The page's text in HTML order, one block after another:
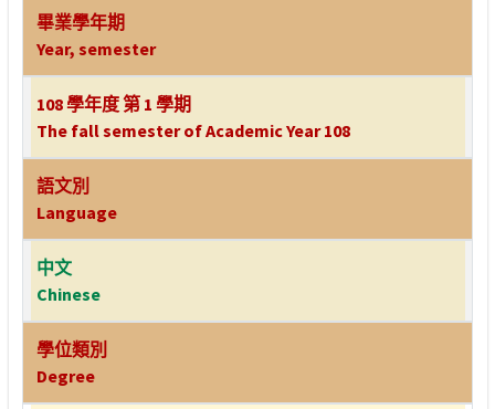
畢業學年期
Year, semester
108 學年度 第 1 學期
The fall semester of Academic Year 108
語文別
Language
中文
Chinese
學位類別
Degree